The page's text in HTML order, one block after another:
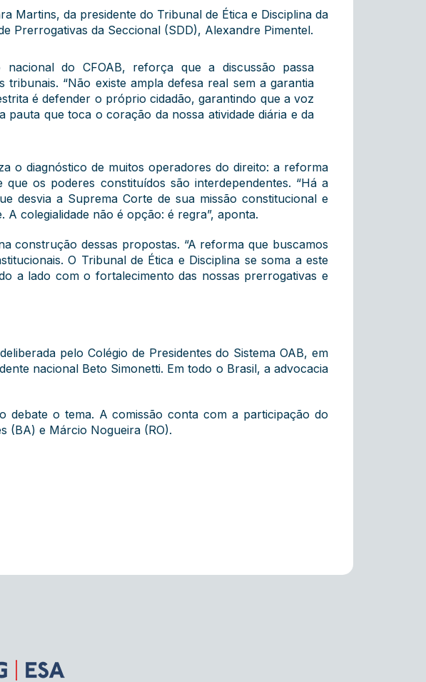
Martins, da presidente do Tribunal de Ética e Disciplina da
Prerrogativas da Seccional (SDD), Alexandre Pimentel.
do CFOAB, reforça que a discussão passa
“Não existe ampla defesa real sem a garantia
é defender o próprio cidadão, garantindo que a voz
pauta que toca o coração da nossa atividade diária e da
o diagnóstico de muitos operadores do direito: a reforma
os poderes constituídos são interdependentes. “Há a
desvia a Suprema Corte de sua missão constitucional e
colegialidade não é opção: é regra”, aponta.
construção dessas propostas. “A reforma que buscamos
O Tribunal de Ética e Disciplina se soma a este
a lado com o fortalecimento das nossas prerrogativas e
pelo Colégio de Presidentes do Sistema OAB, em
nacional Beto Simonetti. Em todo o Brasil, a advocacia
debate o tema. A comissão conta com a participação do
(BA) e Márcio Nogueira (RO).